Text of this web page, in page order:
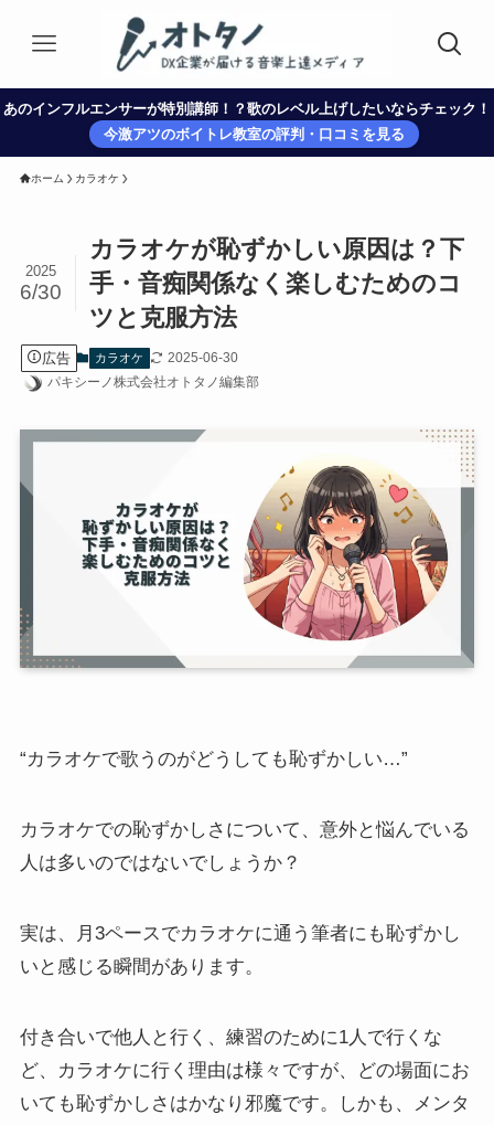
あのインフルエンサーが特別講師！？歌のレベル上げしたいならチェック！
今激アツのボイトレ教室の評判・口コミを見る
ホーム カラオケ
カラオケが恥ずかしい原因は？下
手・音痴関係なく楽しむためのコ
ツと克服方法
2025
6/30
広告 カラオケ
2025-06-30
パキシーノ株式会社オトタノ編集部
“カラオケで歌うのがどうしても恥ずかしい…”
カラオケでの恥ずかしさについて、意外と悩んでいる
人は多いのではないでしょうか？
実は、月3ペースでカラオケに通う筆者にも恥ずかし
いと感じる瞬間があります。
付き合いで他人と行く、練習のために1人で行くな
ど、カラオケに行く理由は様々ですが、どの場面にお
いても恥ずかしさはかなり邪魔です。しかも、メンタ